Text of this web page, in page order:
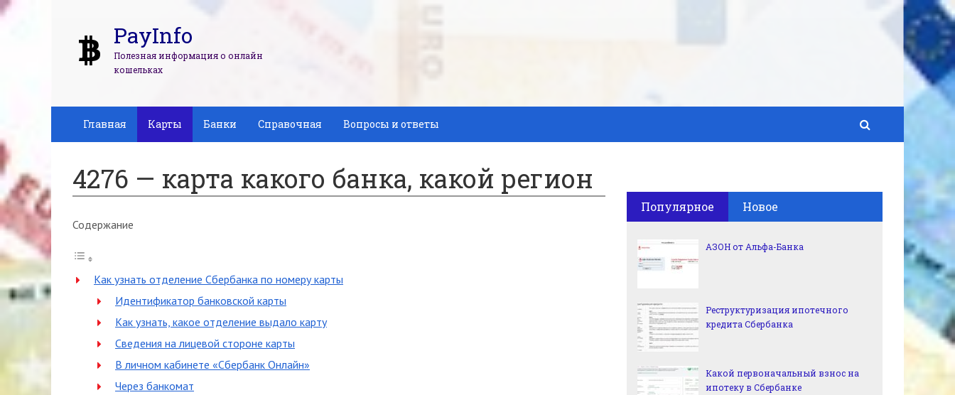
PayInfo
Полезная информация о онлайн
кошельках
Главная Карты Банки Справочная Вопросы и ответы
4276 — карта какого банка, какой регион
Содержание
Как узнать отделение Сбербанка по номеру карты
Идентификатор банковской карты
Как узнать, какое отделение выдало карту
Сведения на лицевой стороне карты
В личном кабинете «Сбербанк Онлайн»
Через банкомат
Популярное Новое
АЗОН от Альфа-Банка
Реструктуризация ипотечного
кредита Сбербанка
Какой первоначальный взнос на
ипотеку в Сбербанке